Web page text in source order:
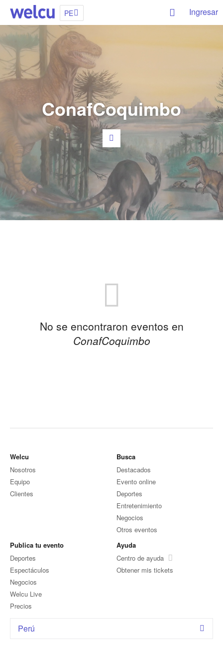
PE Ingresar
ConafCoquimbo
No se encontraron eventos en
ConafCoquimbo
Welcu
Nosotros
Equipo
Clientes
Busca
Destacados
Evento online
Deportes
Entretenimiento
Negocios
Otros eventos
Publica tu evento
Deportes
Espectáculos
Negocios
Welcu Live
Precios
Ayuda
Centro de ayuda
Obtener mis tickets
Perú